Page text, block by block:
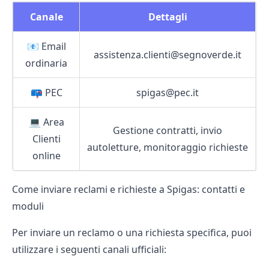
Canale Dettagli
📧 Email
ordinaria
assistenza.clienti@segnoverde.it
📪 PEC spigas@pec.it
💻 Area
Clienti
online
Gestione contratti, invio
autoletture, monitoraggio richieste
Come inviare reclami e richieste a Spigas: contatti e
moduli
Per inviare un reclamo o una richiesta specifica, puoi
utilizzare i seguenti canali ufficiali: